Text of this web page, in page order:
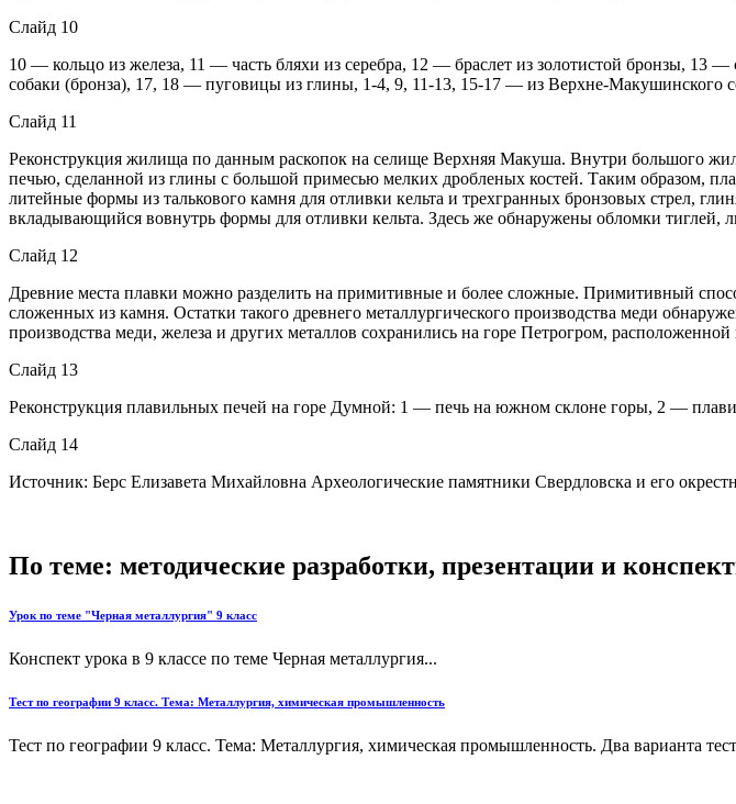
Слайд 10
10 — кольцо из железа, 11 — часть бляхи из серебра, 12 — браслет из золотистой бронзы, 13
собаки (бронза), 17, 18 — пуговицы из глины, 1-4, 9, 11-13, 15-17 — из Верхне-
Слайд 11
Реконструкция жилища по данным раскопок на селище Верхняя Макуша. Внутри большого
печью, сделанной из глины с большой примесью мелких дробленых костей. Таким образом,
литейные формы из талькового камня для отливки кельта и трехгранных бронзовых стрел,
вкладывающийся вовнутрь формы для отливки кельта. Здесь же обнаружены обломки тиглей,
Слайд 12
Древние места плавки можно разделить на примитивные и более сложные. Примитивный
сложенных из камня. Остатки такого древнего металлургического производства меди
производства меди, железа и других металлов сохранились на горе Петрогром,
Слайд 13
Реконструкция плавильных печей на горе Думной: 1 — печь на южном склоне горы, 2 —
Слайд 14
Источник: Берс Елизавета Михайловна Археологические памятники Свердловска и его
По теме: методические разработки, презентации и
Урок по теме "Черная металлургия" 9 класс
Конспект урока в 9 классе по теме Черная металлургия...
Тест по географии 9 класс. Тема: Металлургия, химическая промышленность
Тест по географии 9 класс. Тема: Металлургия, химическая промышленность. Два варианта